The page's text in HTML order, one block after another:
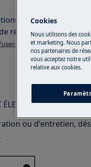
de sécurité du
réparation ou de
manuals/
ÉLECTRIQUE
ou d'entretien,
Cookies
Nous utilisons des
et marketing. Nous
nos partenaires de
vous acceptez notre
relative aux cookies.